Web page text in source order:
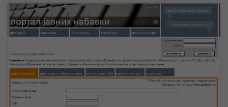
ЈКП „Водовод и канализација“ Зрењанин обавештава све
заинтересоване стране да је расписана јавна набавка за
услуге ауто дизалице. Због техничких проблема нисмо у
могућности да јавну набавку објавимо на сајту нашег
предузећа. Јавну набавку ЈН 11/2017 „Услуге ауто дизалице“
можете погледати на Порталу јавних набавки , где можете и
преузети конкурсну […]